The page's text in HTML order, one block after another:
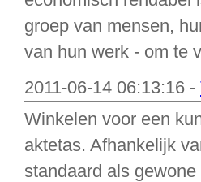
groep van mensen,
van hun werk - om te
2011-06-14 06:13:16 -
Winkelen voor een
aktetas. Afhankelijk
standaard als